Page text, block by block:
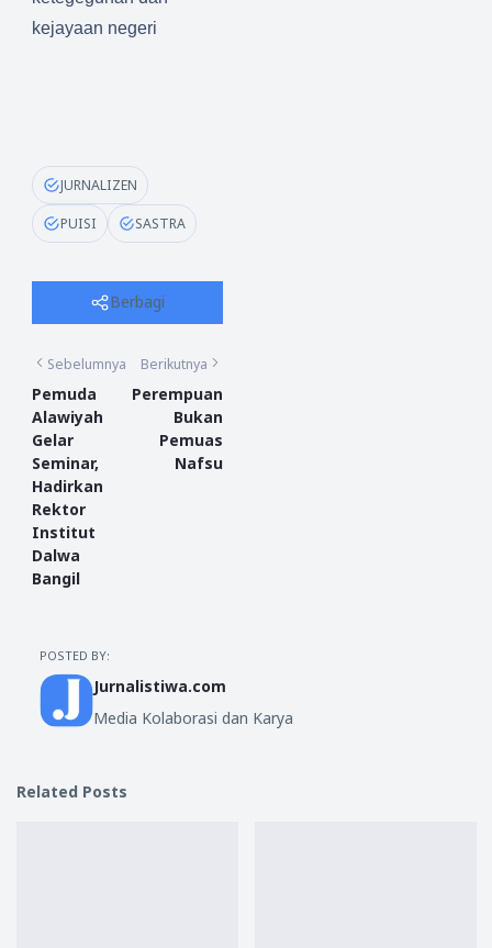
kejayaan negeri
JURNALIZEN
PUISI SASTRA
Berbagi
Sebelumnya
Pemuda
Alawiyah
Gelar
Seminar,
Hadirkan
Rektor
Institut
Dalwa
Bangil
Berikutnya
Perempuan
Bukan
Pemuas
Nafsu
POSTED BY:
Jurnalistiwa.com
Media Kolaborasi dan Karya
Related Posts